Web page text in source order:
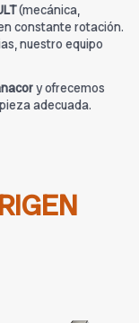
(mecánica,
constante rotación.
nuestro equipo
y ofrecemos
adecuada.